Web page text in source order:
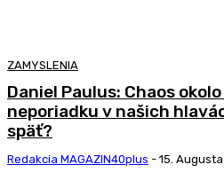
ZAMYSLENIA
Daniel Paulus: Chaos
neporiadku v našich
späť?
Redakcia MAGAZIN40plus - 15.